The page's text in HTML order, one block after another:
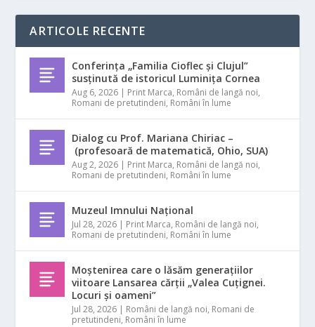
ARTICOLE RECENTE
Conferința „Familia Cioflec și Clujul”
susținută de istoricul Luminița Cornea
Aug 6, 2026 | Print Marca, Români de langă noi,
Romani de pretutindeni, Români în lume
Dialog cu Prof. Mariana Chiriac –
(profesoară de matematică, Ohio, SUA)
Aug 2, 2026 | Print Marca, Români de langă noi,
Romani de pretutindeni, Români în lume
Muzeul Imnului Național
Jul 28, 2026 | Print Marca, Români de langă noi,
Romani de pretutindeni, Români în lume
Moștenirea care o lăsăm generațiilor
viitoare Lansarea cărții „Valea Cuțignei.
Locuri și oameni”
Jul 28, 2026 | Români de langă noi, Romani de
pretutindeni, Români în lume